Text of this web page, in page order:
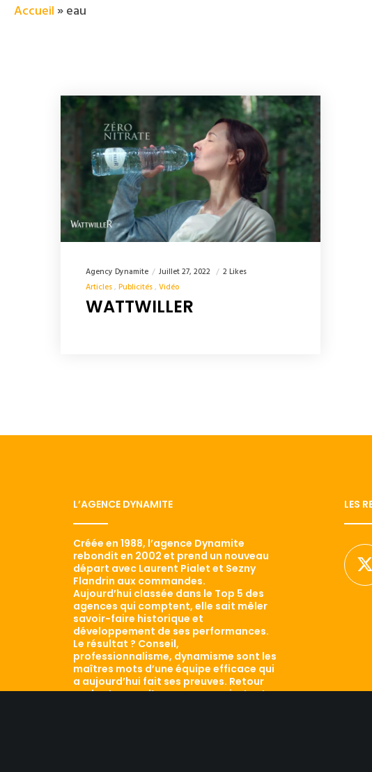
Accueil »eau
Agency Dynamite Juillet 27, 2022
2 Likes
Articles Publicités Vidéo
WATTWILLER
L’AGENCE DYNAMITE
Créée en 1988, l’agence Dynamite
rebondit en 2002 et prend un nouveau
départ avec Laurent Pialet et Sezny
Flandrin aux commandes.
Aujourd’hui classée dans le Top 5 des
agences qui comptent, elle sait mêler
savoir-faire historique et
développement de ses performances.
Le résultat ? Conseil,
professionnalisme, dynamisme sont les
maîtres mots d’une équipe efficace qui
a aujourd’hui fait ses preuves. Retour
sur les traces d’une agence qui a tout
LES